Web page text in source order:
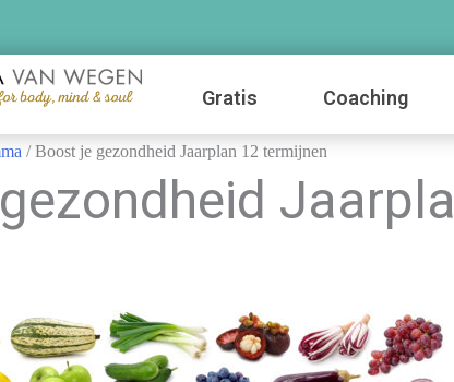
Gratis Coaching
/ Boost je gezondheid Jaarplan 12 termijnen